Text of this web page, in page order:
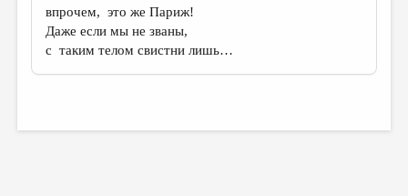
впрочем, это же Париж!
Даже если мы не званы,
с таким телом свистни лишь…